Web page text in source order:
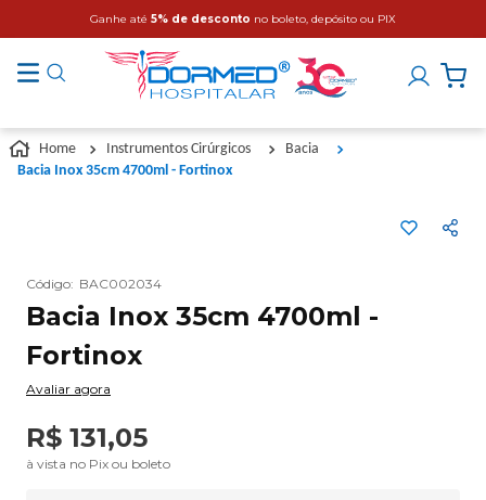
Ganhe até 5% de desconto no boleto, depósito ou PIX
Instrumentos Cirúrgicos
Bacia
Bacia Inox 35cm 4700ml - Fortinox
Código: BAC002034
Bacia Inox 35cm 4700ml -
Fortinox
Avaliar agora
R$ 131,05
à vista no Pix ou boleto